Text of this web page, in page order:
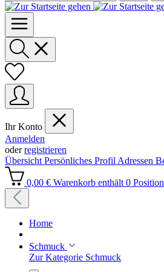
Ihr Konto
Anmelden
oderregistrieren
Übersicht Persönliches Profil Adressen
0,00 € Warenkorb enthält 0
Home
Schmuck
Zur Kategorie Schmuck